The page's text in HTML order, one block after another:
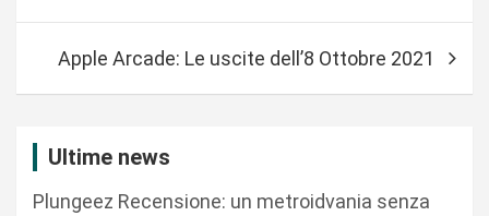
Apple Arcade: Le uscite dell’8 Ottobre 2021
Ultime news
Plungeez Recensione: un metroidvania senza